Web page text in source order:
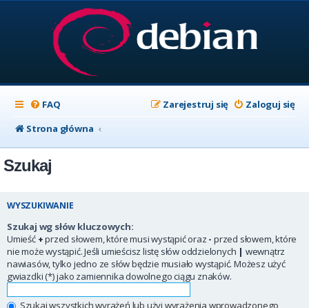
FAQ Zaloguj się
Zarejestruj się
Strona główna
Szukaj
WYSZUKIWANIE
Szukaj wg słów kluczowych:
Umieść +przed słowem, które musi wystąpić oraz - przed słowem, które
nie może wystąpić. Jeśli umieścisz listę słów oddzielonych | wewnątrz
nawiasów, tylko jedno ze słów będzie musiało wystąpić. Możesz użyć
gwiazdki (*) jako zamiennika dowolnego ciągu znaków.
Szukaj wszystkich wyrażeń lub użyj wyrażenia wprowadzonego